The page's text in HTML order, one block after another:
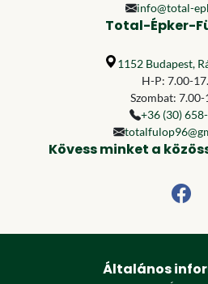
info@total-
Total-Épker-
1152 Budapest,
H-P: 7.00-
Szombat: 7.00-
+36 (30)
Kövess minket a
Általános